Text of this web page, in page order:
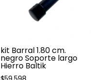
kit Barral 1.80 cm.
negro Soporte largo
Hierro Baltik